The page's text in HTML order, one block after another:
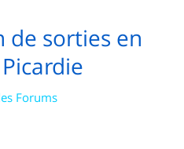
de sorties en
Forums